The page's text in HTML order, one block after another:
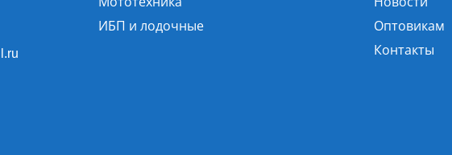
ИБП и лодочные
Оптовикам
Контакты